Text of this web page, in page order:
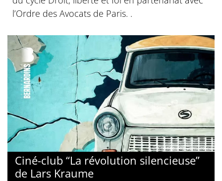
l’Ordre des Avocats de Paris. .
© Collège des Bernardins
Ciné-club “La révolution silencieuse”
de Lars Kraume